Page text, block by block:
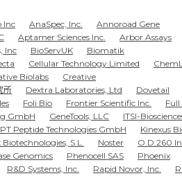
Inc AnaSpec, Inc.
Annoroad Gene
Aptamer Sciences Inc.
Arbor Assays
Inc BioServUK
Biomatik
Cellular Technology Limited
Biolabs
Creative
所 Dextra Laboratories, Ltd
Dovetail
Foli Bio Frontier Scientific Inc.
Full
GmbH GeneTools, LLC
ITSI-
Peptide Technologies GmbH
Kinexus
Biotechnologies, S.L. Noster O.D.260
Genomics Phenocell SAS
Phoenix
R&D Systems, Inc. Rapid Novor, Inc.